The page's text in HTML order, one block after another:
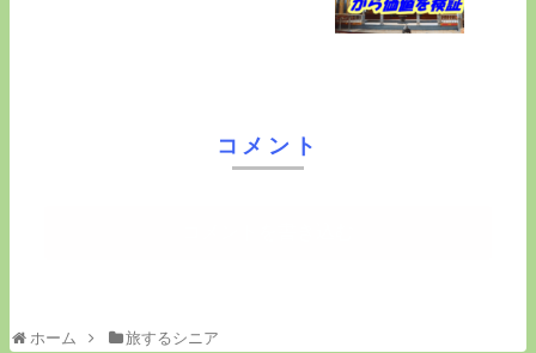
コメント
ホーム 旅するシニア